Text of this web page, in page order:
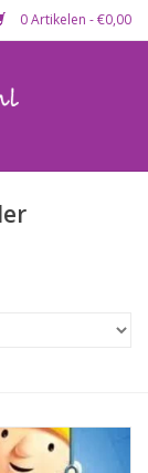
0 Artikelen - €0,00